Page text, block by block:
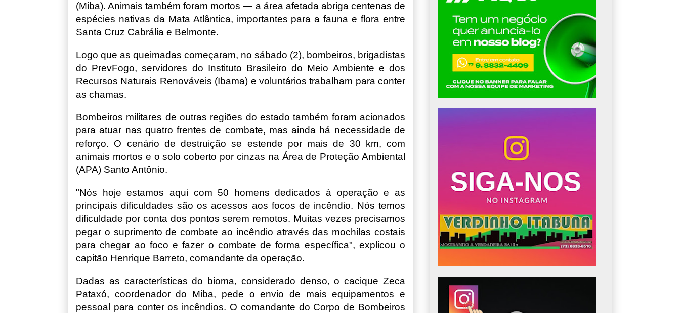
(Miba). Animais também foram mortos — a área afetada abriga centenas de
espécies nativas da Mata Atlântica, importantes para a fauna e flora entre
Santa Cruz Cabrália e Belmonte.
Logo que as queimadas começaram, no sábado (2), bombeiros, brigadistas
do PrevFogo, servidores do Instituto Brasileiro do Meio Ambiente e dos
Recursos Naturais Renováveis (Ibama) e voluntários trabalham para conter
as chamas.
Bombeiros militares de outras regiões do estado também foram acionados
para atuar nas quatro frentes de combate, mas ainda há necessidade de
reforço. O cenário de destruição se estende por mais de 30 km, com
animais mortos e o solo coberto por cinzas na Área de Proteção Ambiental
(APA) Santo Antônio.
"Nós hoje estamos aqui com 50 homens dedicados à operação e as
principais dificuldades são os acessos aos focos de incêndio. Nós temos
dificuldade por conta dos pontos serem remotos. Muitas vezes precisamos
pegar o suprimento de combate ao incêndio através das mochilas costais
para chegar ao foco e fazer o combate de forma específica", explicou o
capitão Henrique Barreto, comandante da operação.
Dadas as características do bioma, considerado denso, o cacique Zeca
Pataxó, coordenador do Miba, pede o envio de mais equipamentos e
pessoal para conter os incêndios. O comandante do Corpo de Bombeiros